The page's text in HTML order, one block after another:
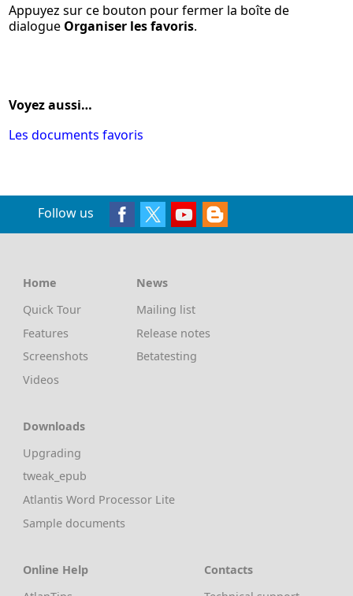
Appuyez sur ce bouton pour fermer la boîte de
dialogue Organiser les favoris.
Voyez aussi…
Les documents favoris
Follow us
Home
Quick Tour
Features
Screenshots
Videos
News
Mailing list
Release notes
Betatesting
Downloads
Upgrading
tweak_epub
Atlantis Word Processor Lite
Sample documents
Online Help
Contacts